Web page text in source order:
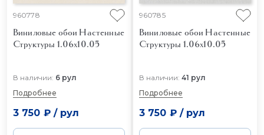
960778
Виниловые обои Настенные
Структуры 1.06x10.05
В наличии: 6 рул
Подробнее
3 750 ₽/ рул
960785
Виниловые обои Настенные
Структуры 1.06x10.05
В наличии: 41 рул
Подробнее
3 750 ₽/ рул